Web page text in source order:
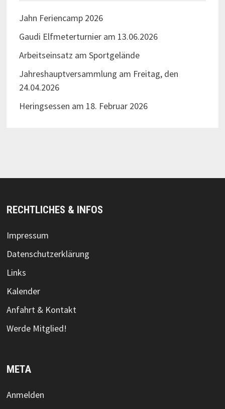
Jahn Feriencamp 2026
Gaudi Elfmeterturnier am 13.06.2026
Arbeitseinsatz am Sportgelände
Jahreshauptversammlung am Freitag, den
24.04.2026
Heringsessen am 18. Februar 2026
RECHTLICHES & INFOS
Impressum
Datenschutzerklärung
Links
Kalender
Anfahrt & Kontakt
Werde Mitglied!
META
Anmelden